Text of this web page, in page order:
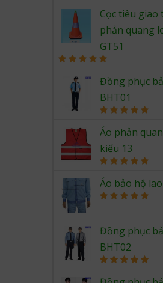
out of 5
Cọc tiêu giao
phản quang
GT51
out of 5
Đồng phục
BHT01
out of 5
Áo phản
kiểu 13
out of 5
Áo bảo hộ
Đồng phục
BHT02
out of 5